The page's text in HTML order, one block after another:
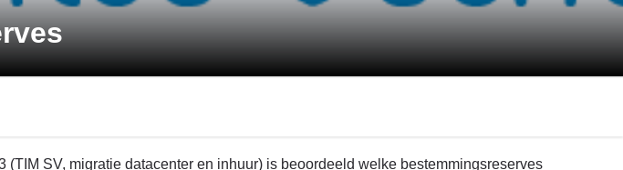
(TIM SV, migratie datacenter en inhuur) is beoordeeld welke bestemmingsreserves